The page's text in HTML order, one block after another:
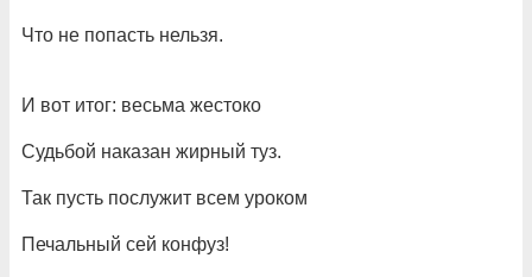
Что не попасть нельзя.
И вот итог: весьма жестоко
Судьбой наказан жирный туз.
Так пусть послужит всем уроком
Печальный сей конфуз!